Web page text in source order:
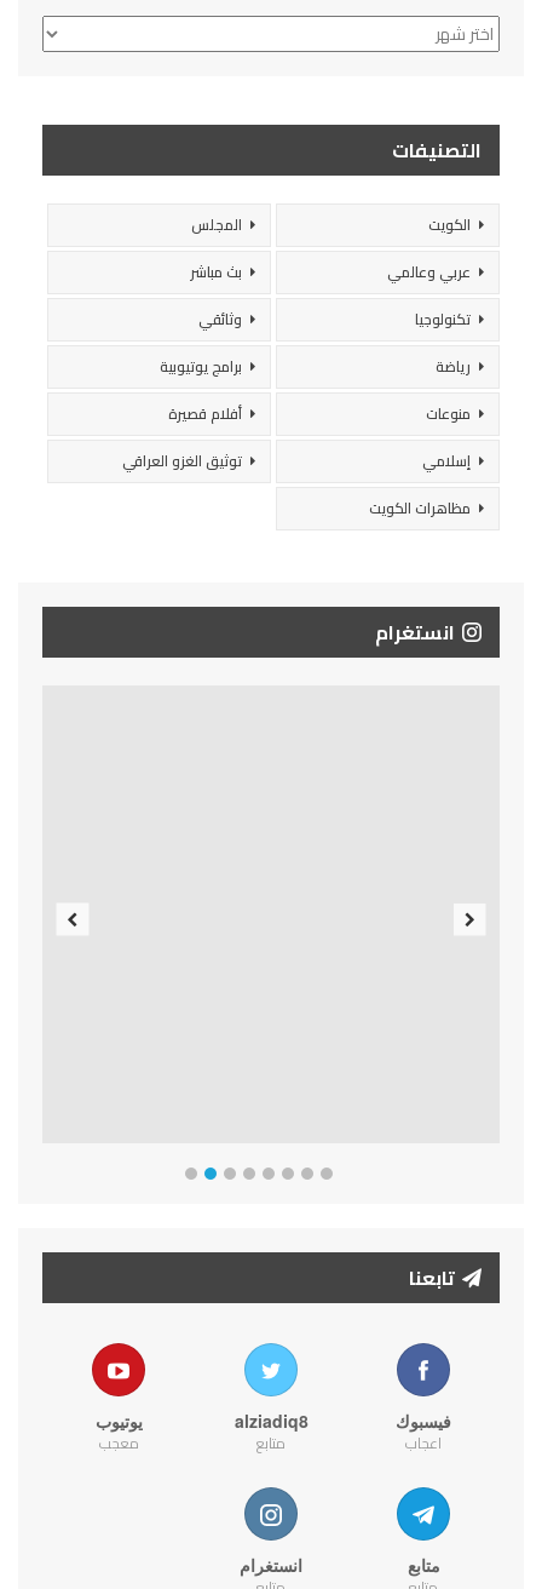
الأرشيف
التصنيفات
الكويت
المجلس
عربي وعالمي
بث مباشر
تكنولوجيا
وثائقي
رياضة
برامج يوتيوبية
منوعات
أفلام قصيرة
إسلامي
توثيق الغزو العراقي
مظاهرات الكويت
انستغرام
تابعنا
فيسبوك
اعجاب
alziadiq8
متابع
يوتيوب
معجب
متابع انستغرام